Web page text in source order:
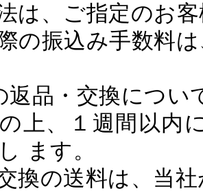
は、ご指定のお
の振込み手数料
返品・交換につい
の上、１週間以
ます。
換の送料は、当